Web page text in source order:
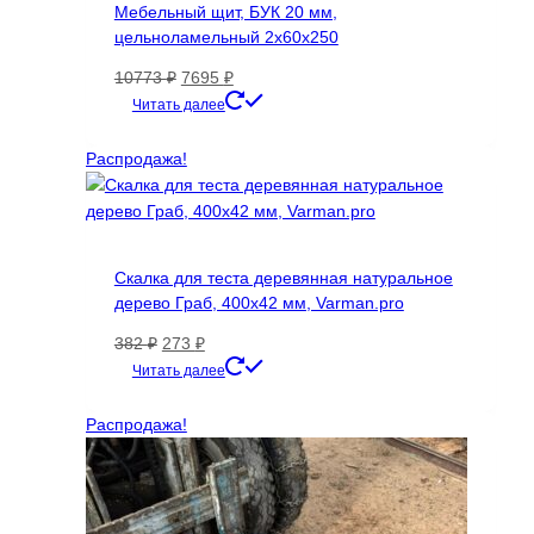
Мебельный щит, БУК 20 мм,
цельноламельный 2х60х250
10773₽ Первоначальная
цена
10773 ₽.
7695 ₽Текущая
цена:
Читать далее
Распродажа!
Скалка для теста деревянная натуральное
дерево Граб, 400х42 мм, Varman.pro
382₽ Первоначальная
цена
382 ₽.
273 ₽Текущая
цена:
Читать далее
Распродажа!